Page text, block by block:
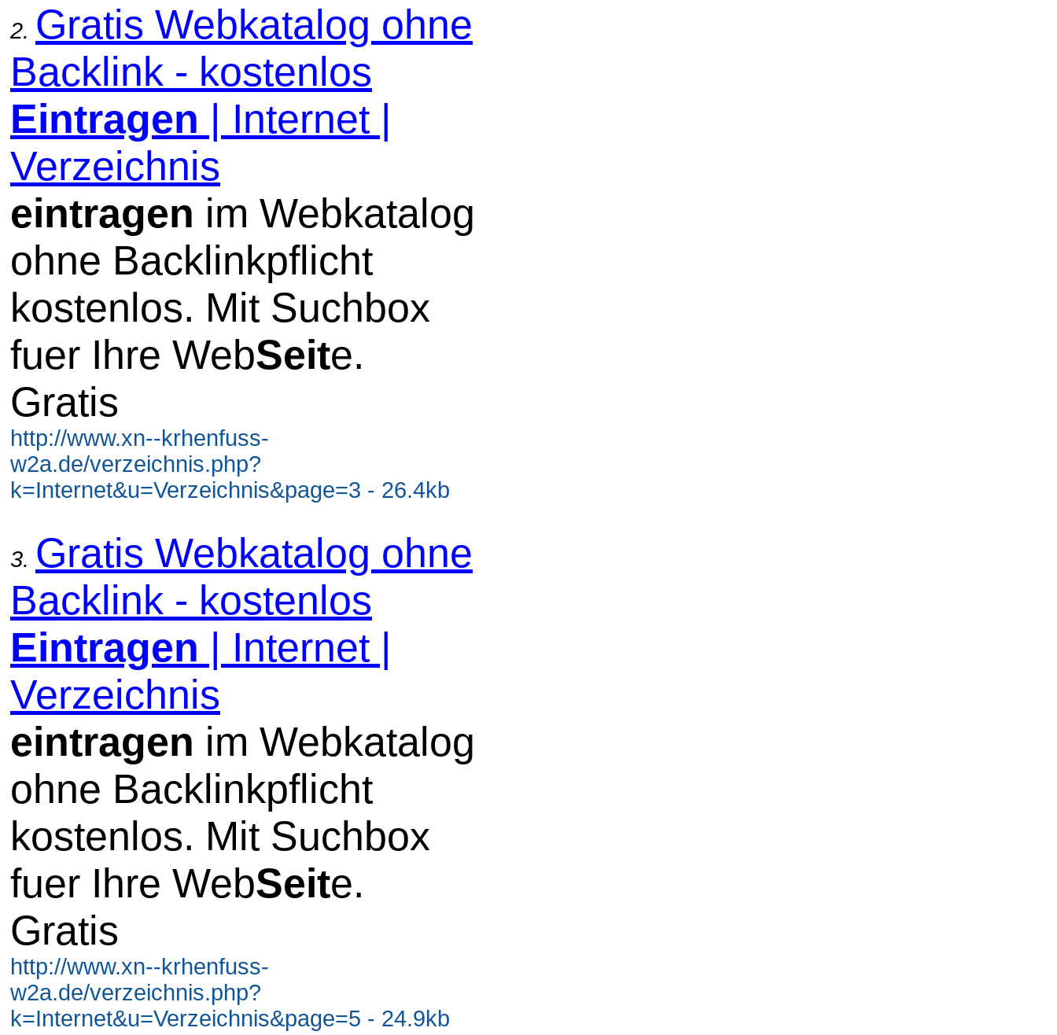
2. Gratis Webkatalog ohne
Backlink - kostenlos
Eintragen | Internet |
Verzeichnis
eintragen im Webkatalog
ohne Backlinkpflicht
kostenlos. Mit Suchbox
fuer Ihre WebSeite.
Gratis
http://www.xn--krhenfuss-
w2a.de/verzeichnis.php?
k=Internet&u=Verzeichnis&page=3 - 26.4kb
3. Gratis Webkatalog ohne
Backlink - kostenlos
Eintragen | Internet |
Verzeichnis
eintragen im Webkatalog
ohne Backlinkpflicht
kostenlos. Mit Suchbox
fuer Ihre WebSeite.
Gratis
http://www.xn--krhenfuss-
w2a.de/verzeichnis.php?
k=Internet&u=Verzeichnis&page=5 - 24.9kb